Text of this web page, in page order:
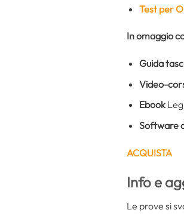
Test per
In omaggio
Guida
Video-
Ebook
Software
ACQUISTA
Info e
Le prove si